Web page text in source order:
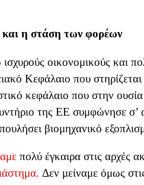
και η στάση των φορέων
οικονομικούς και
Κεφάλαιο που
κεφάλαιο που στην
της ΕΕ συμφώνησε σ’
βιομηχανικό
πολύ έγκαιρα στις αρχές
Δεν μείναμε όμως